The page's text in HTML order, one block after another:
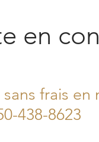
en
frais
438-8623